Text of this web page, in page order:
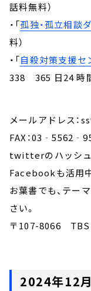
話料無料）
・「孤独・孤立相談
料）
・「自殺対策支援セ
338 365 日24 時間
メールアドレス：
FAX：
twitterのハッシ
Facebookも活用中
お葉書でも、テー
さい。
〒107-8066 TBS
2024年12月